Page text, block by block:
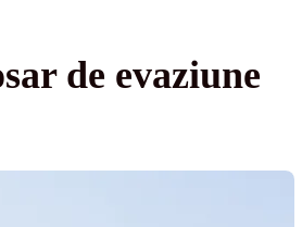
de evaziune